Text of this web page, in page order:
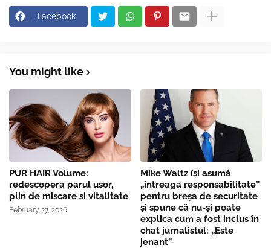
Facebook
You might like
PUR HAIR Volume:
redescopera parul usor,
plin de miscare si vitalitate
February 27, 2026
Mike Waltz îşi asumă
„întreaga responsabilitate”
pentru breşa de securitate
și spune că nu-și poate
explica cum a fost inclus în
chat jurnalistul: „Este
jenant”